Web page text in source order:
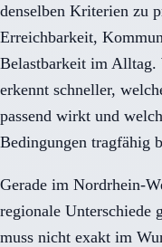
denselben Kriterien zu
Erreichbarkeit,
Belastbarkeit im Alltag.
erkennt schneller,
passend wirkt und
Bedingungen tragfähig
Gerade im Nordrhein-
regionale Unterschiede
muss nicht exakt im